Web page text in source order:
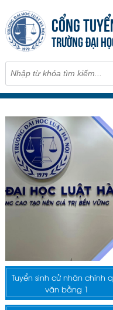
CỔNG
TRƯỜNG ĐẠI
Tuyển sinh cử nhân chính
văn bằng 1